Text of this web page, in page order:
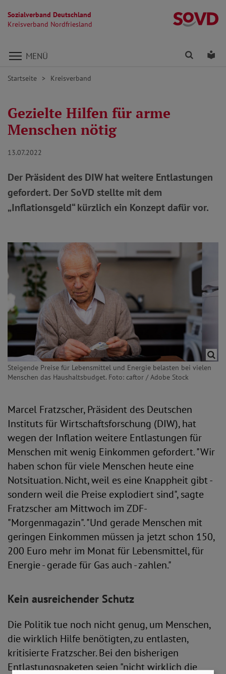
Sozialverband Deutschland
Kreisverband Nordfriesland
Direkt zu den Inhalten springen
MENÜ Finden
Startseite Kreisverband
Gezielte Hilfen für arme
Menschen nötig
13.07.2022
Der Präsident des DIW hat weitere Entlastungen
gefordert. Der SoVD stellte mit dem
„Inflationsgeld“ kürzlich ein Konzept dafür vor.
Steigende Preise für Lebensmittel und Energie belasten bei vielen
Menschen das Haushaltsbudget. Foto: caftor / Adobe Stock
Marcel Fratzscher, Präsident des Deutschen
Instituts für Wirtschaftsforschung (DIW), hat
wegen der Inflation weitere Entlastungen für
Menschen mit wenig Einkommen gefordert. "Wir
haben schon für viele Menschen heute eine
Notsituation. Nicht, weil es eine Knappheit gibt -
sondern weil die Preise explodiert sind", sagte
Fratzscher am Mittwoch im ZDF-
"Morgenmagazin". "Und gerade Menschen mit
geringen Einkommen müssen ja jetzt schon 150,
200 Euro mehr im Monat für Lebensmittel, für
Energie - gerade für Gas auch - zahlen."
Kein ausreichender Schutz
Die Politik tue noch nicht genug, um Menschen,
die wirklich Hilfe benötigten, zu entlasten,
kritisierte Fratzscher. Bei den bisherigen
Entlastungspaketen seien "nicht wirklich die